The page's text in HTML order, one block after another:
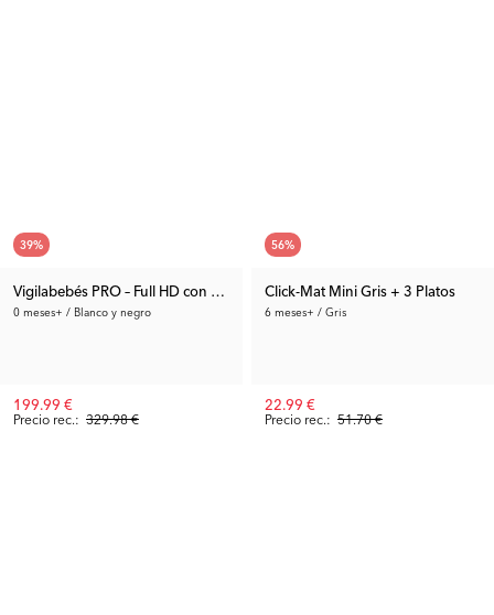
39%
Vigilabebés PRO – Full HD con dos cámaras
0 meses+ / Blanco y negro
Precio rec.: 329.98 €
199.99 €
56%
Click-Mat Mini Gris + 3 Platos
6 meses+ / Gris
Precio rec.: 51.70 €
22.99 €